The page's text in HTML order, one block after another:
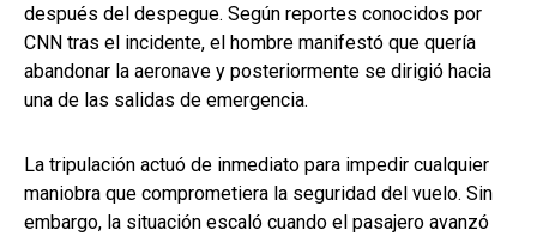
después del despegue. Según reportes conocidos por
CNN tras el incidente, el hombre manifestó que quería
abandonar la aeronave y posteriormente se dirigió hacia
una de las salidas de emergencia.
La tripulación actuó de inmediato para impedir cualquier
maniobra que comprometiera la seguridad del vuelo. Sin
embargo, la situación escaló cuando el pasajero avanzó